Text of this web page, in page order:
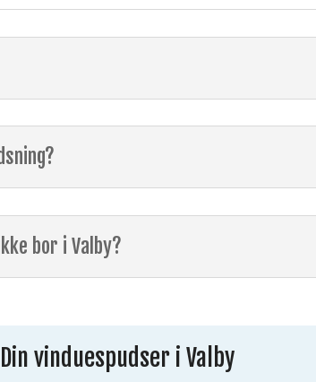
bor i Valby?
Din vinduespudser i Valby